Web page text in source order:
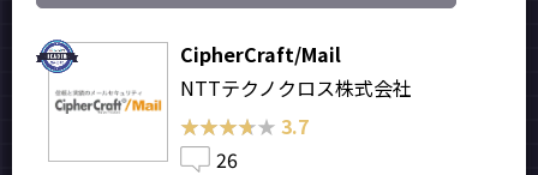
CipherCraft/Mail
NTTテクノクロス株式会社
★★★★★
★★★★★ 3.7
26